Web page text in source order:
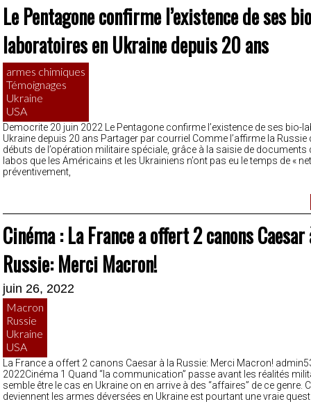
Le Pentagone confirme l’existence de ses
laboratoires en Ukraine depuis 20 ans
armes chimiques
Témoignages
Ukraine
USA
Democrite 20 juin 2022 Le Pentagone confirme l’existence de ses bio-
Ukraine depuis 20 ans Partager par courriel Comme l’affirme la Russie
débuts de l’opération militaire spéciale, grâce à la saisie de documents
labos que les Américains et les Ukrainiens n’ont pas eu le temps de «
préventivement,
Cinéma : La France a offert 2 canons Caesar
Russie: Merci Macron!
juin 26, 2022
Macron
Russie
Ukraine
USA
La France a offert 2 canons Caesar à la Russie: Merci Macron!
2022Cinéma 1 Quand “la communication” passe avant les réalités
semble être le cas en Ukraine on en arrive à des “affaires” de ce genre.
deviennent les armes déversées en Ukraine est pourtant une vraie